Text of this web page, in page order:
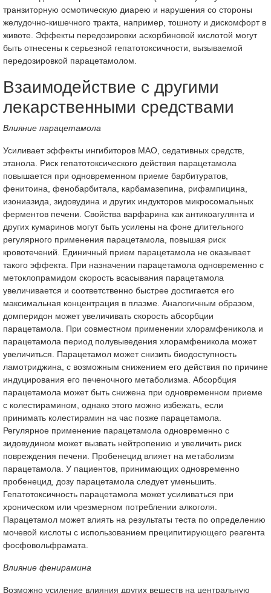
транзиторную осмотическую диарею и нарушения со стороны
желудочно-кишечного тракта, например, тошноту и дискомфорт в
животе. Эффекты передозировки аскорбиновой кислотой могут
быть отнесены к серьезной гепатотоксичности, вызываемой
передозировкой парацетамолом.
Взаимодействие с другими
лекарственными средствами
Влияние парацетамола
Усиливает эффекты ингибиторов МАО, седативных средств,
этанола. Риск гепатотоксического действия парацетамола
повышается при одновременном приеме барбитуратов,
фенитоина, фенобарбитала, карбамазепина, рифампицина,
изониазида, зидовудина и других индукторов микросомальных
ферментов печени. Свойства варфарина как антикоагулянта и
других кумаринов могут быть усилены на фоне длительного
регулярного применения парацетамола, повышая риск
кровотечений. Единичный прием парацетамола не оказывает
такого эффекта. При назначении парацетамола одновременно с
метоклопрамидом скорость всасывания парацетамола
увеличивается и соответственно быстрее достигается его
максимальная концентрация в плазме. Аналогичным образом,
домперидон может увеличивать скорость абсорбции
парацетамола. При совместном применении хлорамфеникола и
парацетамола период полувыведения хлорамфеникола может
увеличиться. Парацетамол может снизить биодоступность
ламотриджина, с возможным снижением его действия по причине
индуцирования его печеночного метаболизма. Абсорбция
парацетамола может быть снижена при одновременном приеме
с колестирамином, однако этого можно избежать, если
принимать колестирамин на час позже парацетамола.
Регулярное применение парацетамола одновременно с
зидовудином может вызвать нейтропению и увеличить риск
повреждения печени. Пробенецид влияет на метаболизм
парацетамола. У пациентов, принимающих одновременно
пробенецид, дозу парацетамола следует уменьшить.
Гепатотоксичность парацетамола может усиливаться при
хроническом или чрезмерном потреблении алкоголя.
Парацетамол может влиять на результаты теста по определению
мочевой кислоты с использованием преципитирующего реагента
фосфовольфрамата.
Влияние фенирамина
Возможно усиление влияния других веществ на центральную